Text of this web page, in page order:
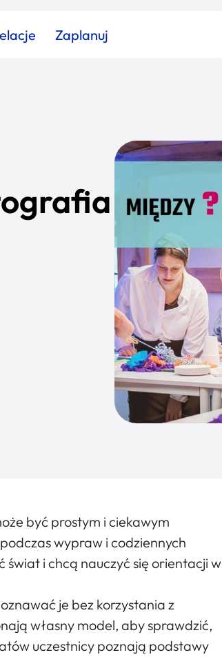
Zaplanuj
być prostym i ciekawym
wypraw i codziennych
i chcą nauczyć się orientacji w
je bez korzystania z
własny model, aby sprawdzić,
uczestnicy poznają podstawy